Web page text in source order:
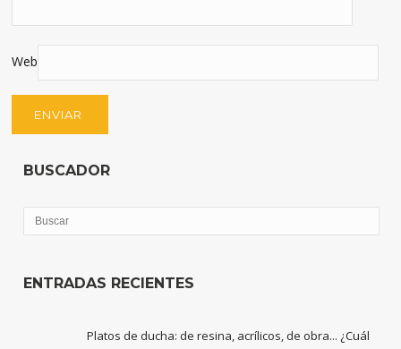
Web
BUSCADOR
ENTRADAS RECIENTES
Platos de ducha: de resina, acrílicos, de obra... ¿Cuál